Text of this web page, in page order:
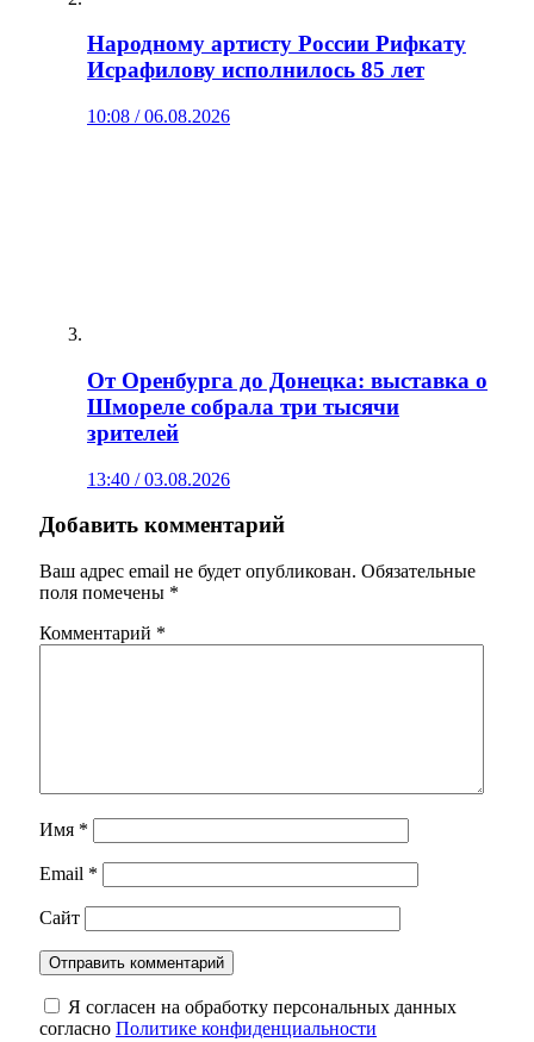
Народному артисту России Рифкату
Исрафилову исполнилось 85 лет
10:08 / 06.08.2026
От Оренбурга до Донецка: выставка о
Шмореле собрала три тысячи
зрителей
13:40 / 03.08.2026
Добавить комментарий
Ваш адрес email не будет опубликован. Обязательные
поля помечены *
Комментарий *
Имя *
Email *
Сайт
Я согласен на обработку персональных данных
согласно Политике конфиденциальности